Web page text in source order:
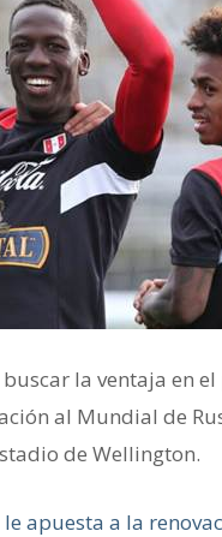
la ventaja en
al Mundial de
de Wellington.
apuesta a la